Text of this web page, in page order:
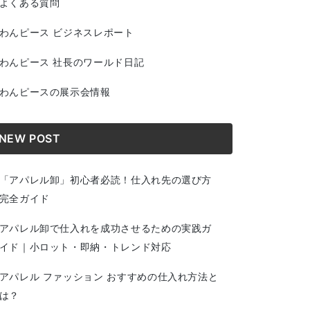
くある質問
んピース ビジネスレポート
んピース 社長のワールド日記
んピースの展示会情報
POST
アパレル卸」初心者必読！仕入れ先の選び方
全ガイド
パレル卸で仕入れを成功させるための実践ガ
ド｜小ロット・即納・トレンド対応
パレル ファッション おすすめの仕入れ方法と
？